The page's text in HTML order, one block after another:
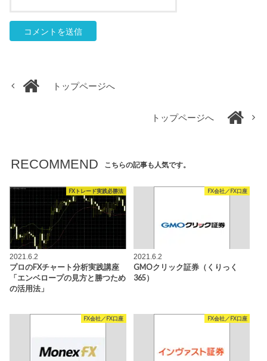
トップページへ
トップページへ
RECOMMEND こちらの記事も人気です。
FXトレード実践必勝法
2021.6.2
プロのFXチャート分析実践講座
「エンベロープの見方と勝つため
の活用法」
FX会社／FX口座
2021.6.2
GMOクリック証券（くりっく
365）
FX会社／FX口座 FX会社／FX口座